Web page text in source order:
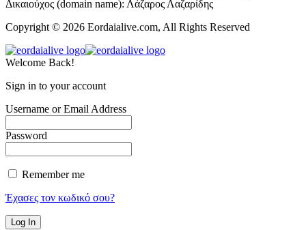
Δικαιούχος (domain name): Λάζαρος Λαζαρίδης
Copyright © 2026 Eordaialive.com, All Rights Reserved
Welcome Back!
Sign in to your account
Username or Email Address
Password
Remember me
Έχασες τον κωδικό σου?